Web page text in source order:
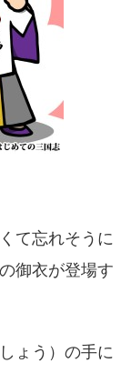
て忘れそうに
御衣が登場す
ょう）の手に